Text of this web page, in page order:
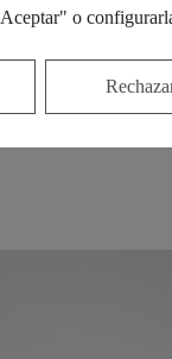
mínimamente
o